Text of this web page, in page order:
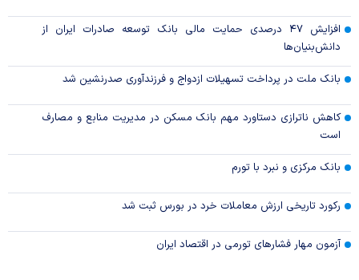
افزایش ۴۷ درصدی حمایت مالی بانک توسعه صادرات ایران از
دانش‌بنیان‌ها
بانک ملت در پرداخت تسهیلات ازدواج و فرزندآوری صدرنشین شد
کاهش ناترازی دستاورد مهم بانک مسکن در مدیریت منابع و مصارف
است
بانک مرکزی و نبرد با تورم
رکورد تاریخی ارزش معاملات خرد در بورس ثبت شد
آزمون مهار فشار‌های تورمی در اقتصاد ایران